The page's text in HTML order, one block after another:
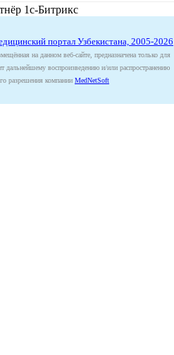
портал Узбекистана, 2005-2026
на данном веб-сайте, предназначена только для
дальнейшему воспроизведению и/или распространению
разрешения компании MedNetSoft